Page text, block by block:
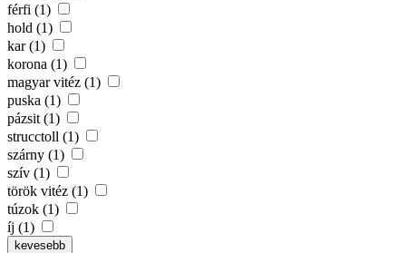
férfi (1)
hold (1)
kar (1)
korona (1)
magyar vitéz (1)
puska (1)
pázsit (1)
strucctoll (1)
szárny (1)
szív (1)
török vitéz (1)
túzok (1)
íj (1)
kevesebb